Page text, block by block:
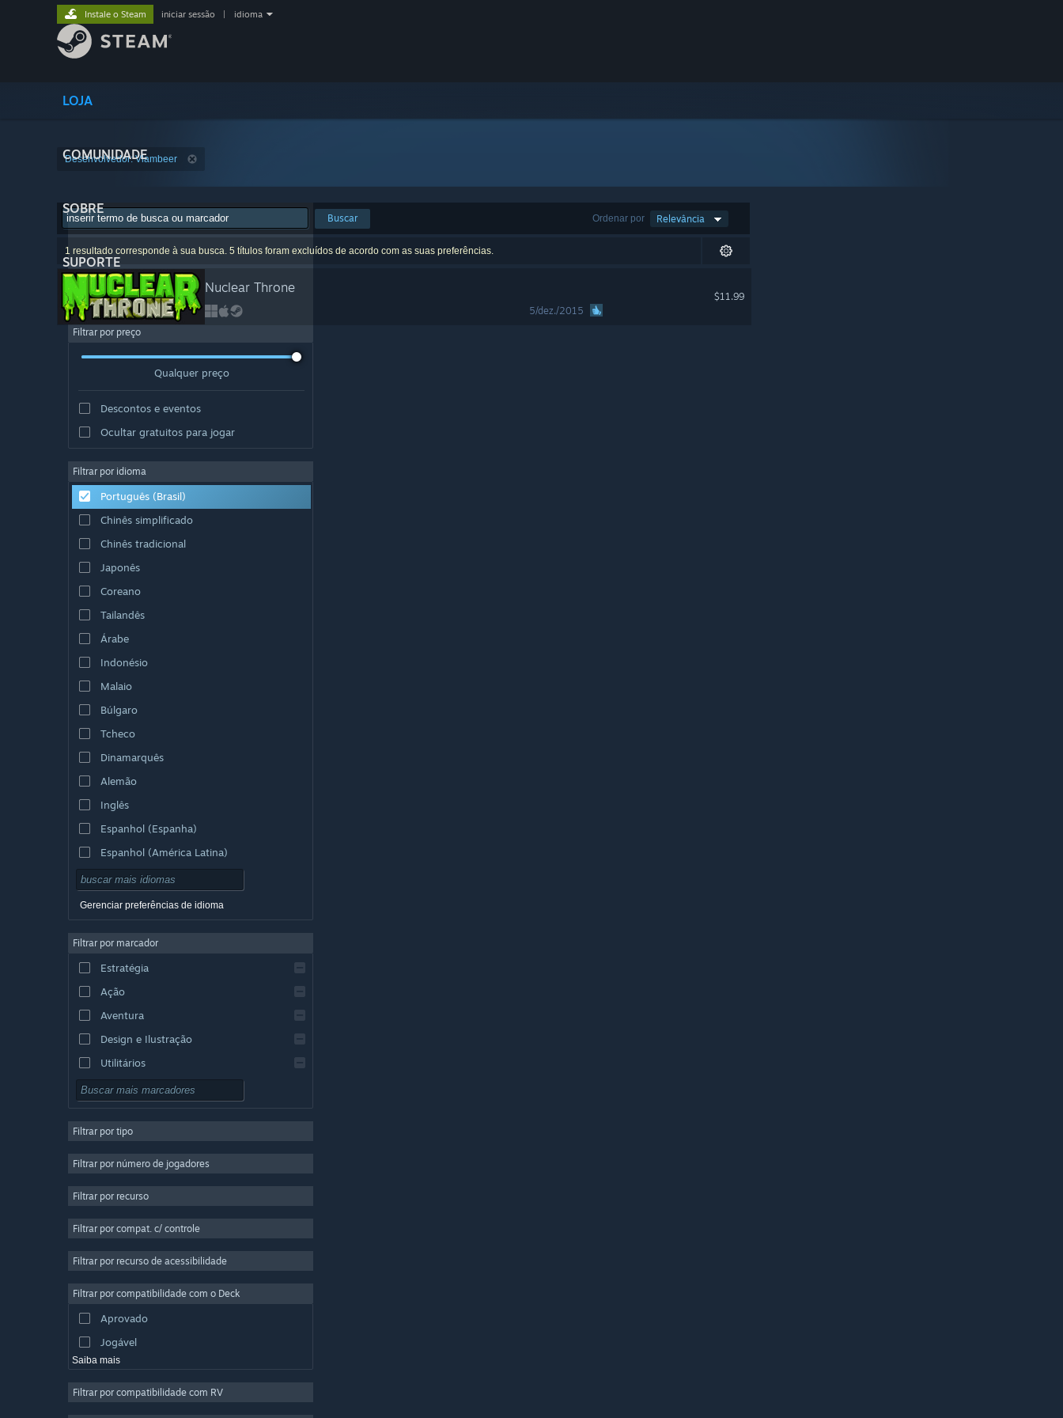
LOJA
COMUNIDADE
SOBRE
SUPORTE
Instale o Steam iniciar sessão idioma
Desenvolvedor: Vlambeer
Ordenar por Relevância
Buscar
1 resultado corresponde à sua busca. 5 títulos foram excluídos de acordo com as suas preferências.
Nuclear Throne
5/dez./2015
$11.99
Filtrar por preço
Qualquer preço
Descontos e eventos
Ocultar gratuitos para jogar
Filtrar por idioma
Português (Brasil)
Chinês simplificado
Chinês tradicional
Japonês
Coreano
Tailandês
Árabe
Indonésio
Malaio
Búlgaro
Tcheco
Dinamarquês
Alemão
Inglês
Espanhol (Espanha)
Espanhol (América Latina)
Gerenciar preferências de idioma
Filtrar por marcador
Estratégia
Ação
Aventura
Design e Ilustração
Utilitários
Gratuito para Jogar
Multijogador Massivo
Casual
Simulação
Produção de Vídeo
Edição de Fotos
Filtrar por tipo
Filtrar por número de jogadores
Filtrar por recurso
Filtrar por compat. c/ controle
Filtrar por recurso de acessibilidade
Filtrar por compatibilidade com o Deck
Aprovado
Jogável
Saiba mais
Filtrar por compatibilidade com RV